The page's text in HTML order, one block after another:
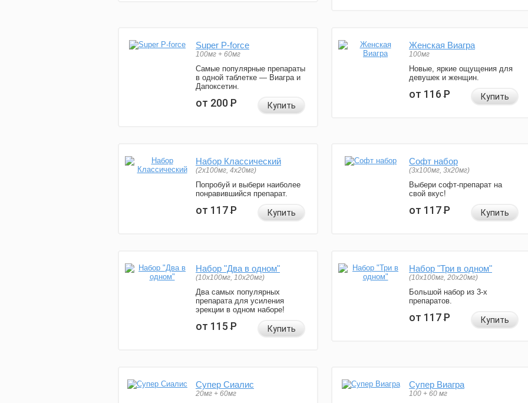
Super P-force
100мг + 60мг
Самые популярные препараты
в одной таблетке — Виагра и
Дапоксетин.
от 200Р Купить
Женская Виагра
100мг
Новые, яркие ощущения для
девушек и женщин.
от 116Р Купить
Набор Классический
(2x100мг, 4x20мг)
Попробуй и выбери наиболее
понравившийся препарат.
от 117Р Купить
Софт набор
(3x100мг, 3x20мг)
Выбери софт-препарат на
свой вкус!
от 117Р Купить
Набор "Два в одном"
(10x100мг, 10x20мг)
Два самых популярных
препарата для усиления
эрекции в одном наборе!
от 115Р Купить
Набор "Три в одном"
(10x100мг, 20x20мг)
Большой набор из 3-х
препаратов.
от 117Р Купить
Супер Сиалис
20мг + 60мг
Супер Виагра
100 + 60 мг